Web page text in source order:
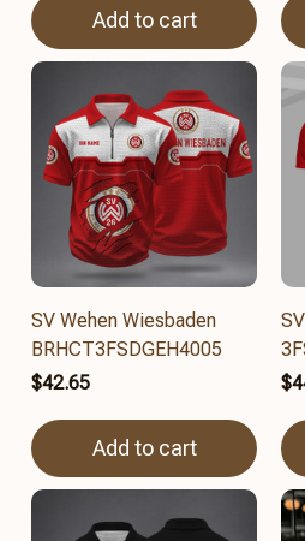
Add to cart
SV Wehen Wiesbaden
BRHCT3FSDGEH4005
$42.65
Add to cart